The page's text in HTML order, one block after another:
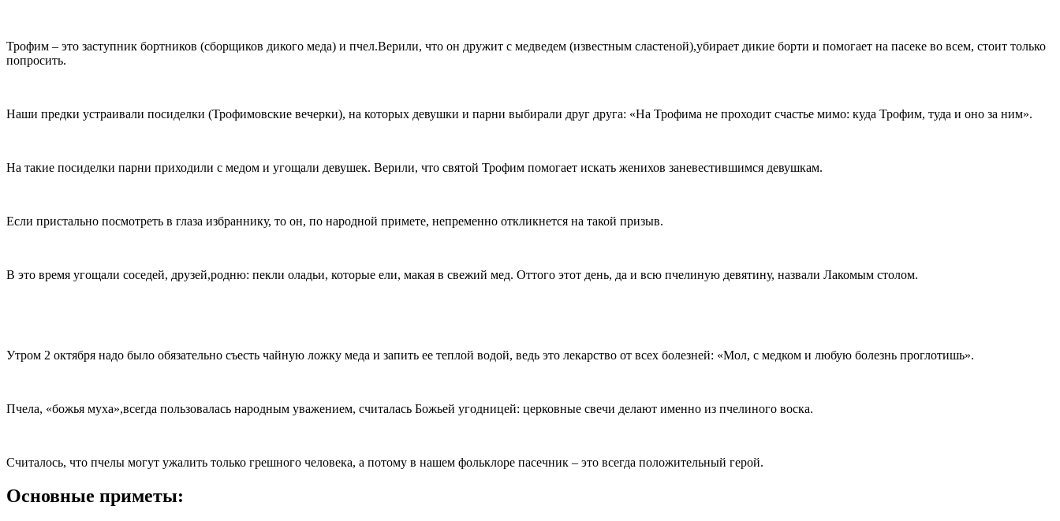
Трофим – это заступник бортников (сборщиков дикого меда) и пчел.Верили, что он дружит с медведем (известным сластеной),убирает дикие борти и помогает на пасеке во всем, стоит только
попросить.
Наши предки устраивали посиделки (Трофимовские вечерки), на которых девушки и парни выбирали друг друга: «На Трофима не проходит счастье мимо: куда Трофим, туда и оно за ним».
На такие посиделки парни приходили с медом и угощали девушек. Верили, что святой Трофим помогает искать женихов заневестившимся девушкам.
Если пристально посмотреть в глаза избраннику, то он, по народной примете, непременно откликнется на такой призыв.
В это время угощали соседей, друзей,родню: пекли оладьи, которые ели, макая в свежий мед. Оттого этот день, да и всю пчелиную девятину, назвали Лакомым столом.
Утром 2 октября надо было обязательно съесть чайную ложку меда и запить ее теплой водой, ведь это лекарство от всех болезней: «Мол, с медком и любую болезнь проглотишь».
Пчела, «божья муха»,всегда пользовалась народным уважением, считалась Божьей угодницей: церковные свечи делают именно из пчелиного воска.
Считалось, что пчелы могут ужалить только грешного человека, а потому в нашем фольклоре пасечник – это всегда положительный герой.
Основные приметы: